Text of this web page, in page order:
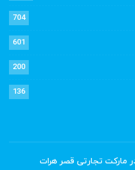
704
601
200
136
مارکت تجارتی قصر هرات